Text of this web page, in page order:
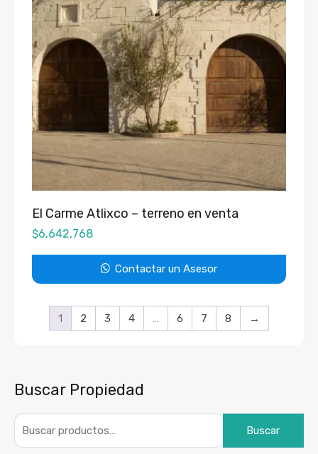
El Carme Atlixco – terreno en venta
$6,642,768
Contactar un Asesor
1 2 3 4 … 6 7 8 →
Buscar Propiedad
Buscar